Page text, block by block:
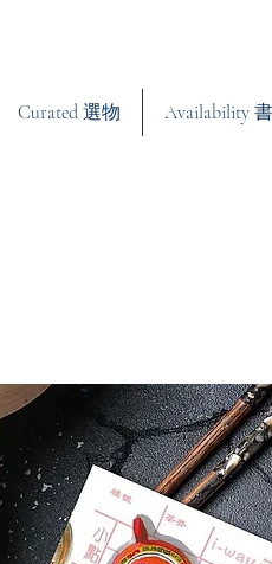
Curated 選物 Availability